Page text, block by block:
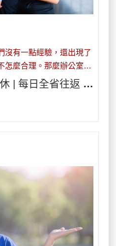
沒有一點經驗，還出現了
怎麼合理。那麼辦公室搬
來說，企業的老闆肯定
| 每日全省往返 價